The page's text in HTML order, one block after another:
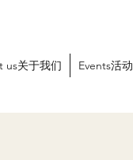
us关于我们 Events活动